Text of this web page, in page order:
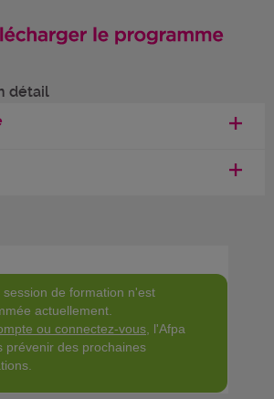
détail
session de formation n'est
actuellement.
ou connectez-vous , l'Afpa
prévenir des prochaines